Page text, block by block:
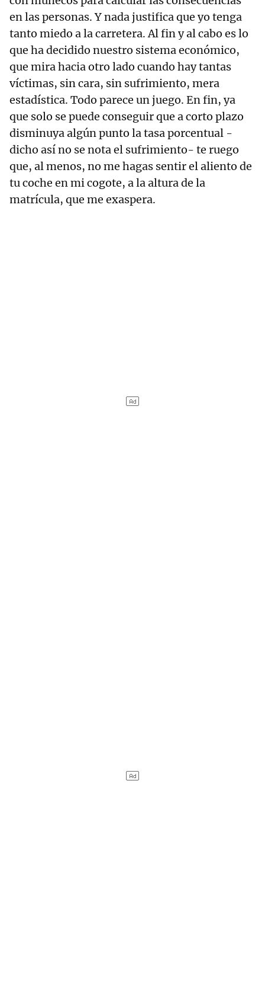
en las personas. Y nada justifica que yo tenga
tanto miedo a la carretera. Al fin y al cabo es lo
que ha decidido nuestro sistema económico,
que mira hacia otro lado cuando hay tantas
víctimas, sin cara, sin sufrimiento, mera
estadística. Todo parece un juego. En fin, ya
que solo se puede conseguir que a corto plazo
disminuya algún punto la tasa porcentual -
dicho así no se nota el sufrimiento- te ruego
que, al menos, no me hagas sentir el aliento de
tu coche en mi cogote, a la altura de la
matrícula, que me exaspera.